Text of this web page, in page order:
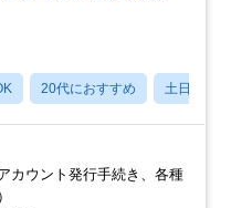
20代におすすめ 土日祝休み
カウント発行手続き、各種